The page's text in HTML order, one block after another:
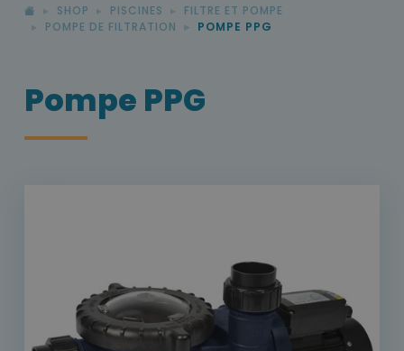
SHOP PISCINES
FILTRE ET POMPE
POMPE DE FILTRATION
POMPE PPG
Pompe PPG